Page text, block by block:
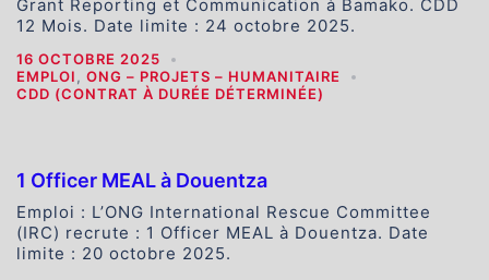
Grant Reporting et Communication à Bamako. CDD
12 Mois. Date limite : 24 octobre 2025.
16 OCTOBRE 2025
EMPLOI , ONG – PROJETS – HUMANITAIRE
CDD (CONTRAT À DURÉE DÉTERMINÉE)
1 Officer MEAL à Douentza
Emploi : L’ONG International Rescue Committee
(IRC) recrute : 1 Officer MEAL à Douentza. Date
limite : 20 octobre 2025.